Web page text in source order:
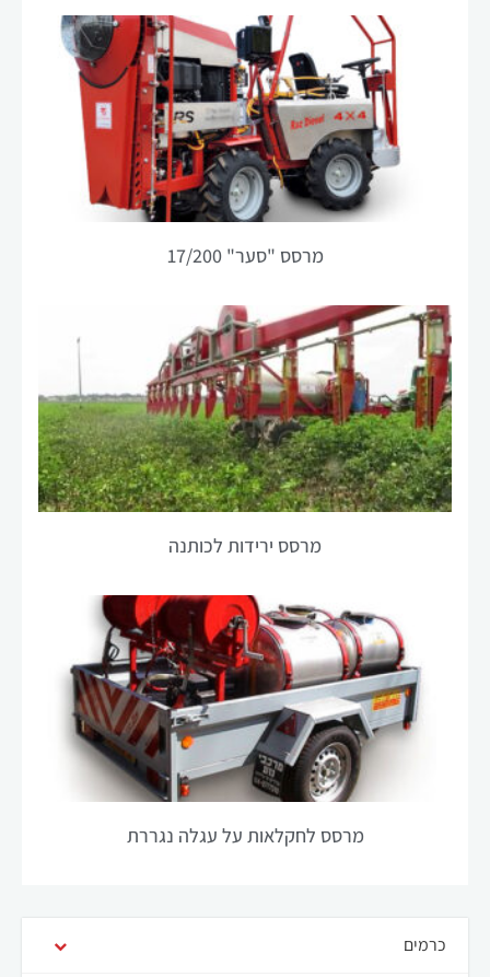
מרסס "סער" 17/200
מרסס ירידות לכותנה
מרסס לחקלאות על עגלה נגררת
כרמים
הפונקציונליות
והמבנה של
האתר,
בהתבסס על
אופן השימוש
באתר.
חוויית
על מנת
הטובה ביותר
האפשרית
במהלך ביקורך.
אם תסרב
לקבל קובצי
Cookie אלה,
חלק
מהפונקציונליות
תיעלם מהאתר.
על ידי
שיתוף
תחומי
העניין
וההתנהגות
שלך בעת
ביקורך
באתר
שלנו, אתה
הסיכוי